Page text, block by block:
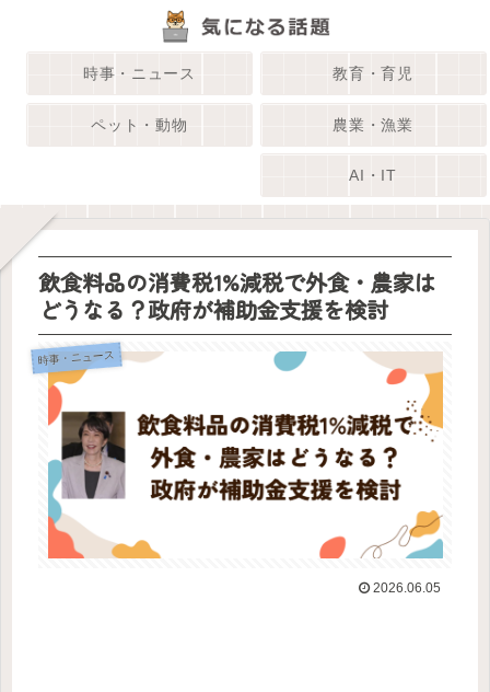
時事・ニュース 教育・育児
ペット・動物 農業・漁業
AI・IT
飲食料品の消費税1%減税で外食・農家は
どうなる？政府が補助金支援を検討
時事・ニュース
2026.06.05